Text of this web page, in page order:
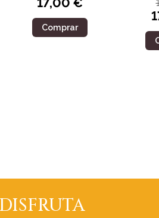
Comprar